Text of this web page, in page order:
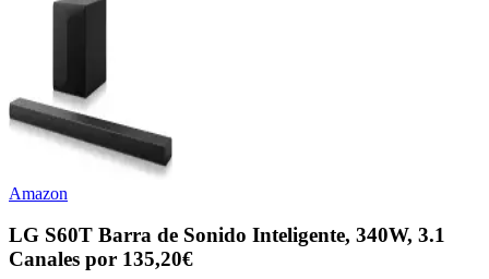
Amazon
LG S60T Barra de Sonido Inteligente, 340W, 3.1
Canales por 135,20€